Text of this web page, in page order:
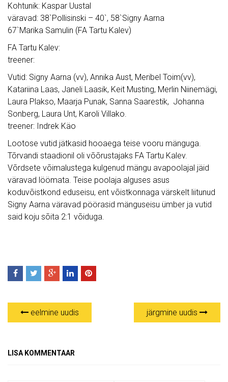
Kohtunik: Kaspar Uustal
väravad: 38`Pollisinski – 40`, 58`Signy Aarna
67`Marika Samulin (FA Tartu Kalev)
FA Tartu Kalev:
treener:
Vutid: Signy Aarna (vv), Annika Aust, Meribel Toim(vv),
Katariina Laas, Janeli Laasik, Keit Musting, Merlin Niinemägi,
Laura Plakso, Maarja Punak, Sanna Saarestik, Johanna
Sonberg, Laura Unt, Karoli Villako.
treener: Indrek Käo
Lootose vutid jätkasid hooaega teise vooru mänguga.
Tõrvandi staadionil oli võõrustajaks FA Tartu Kalev.
Võrdsete võimalustega kulgenud mängu avapoolajal jäid
väravad löömata. Teise poolaja alguses asus
koduvõistkond eduseisu, ent võistkonnaga värskelt liitunud
Signy Aarna väravad pöörasid mänguseisu ümber ja vutid
said koju sõita 2:1 võiduga.
eelmine uudis järgmine uudis
LISA KOMMENTAAR